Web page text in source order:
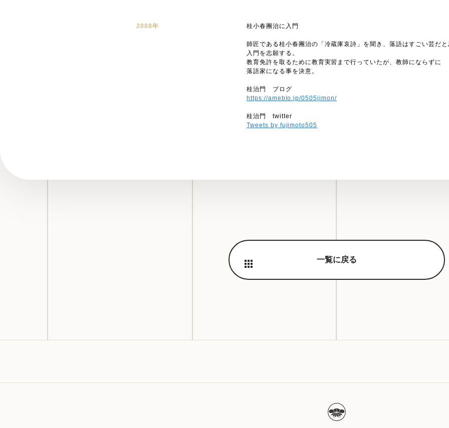
2008年 桂小春團治に入門
師匠である桂小春團治の「冷蔵庫哀詩」を聞き、落語はすごい芸だ
入門を志願する。
教育免許を取るために教育実習まで行っていたが、教師にならずに
落語家になる事を決意。
桂治門 ブログ
https://ameblo.jp/0505jimon/
桂治門 twitter
Tweets by fujimoto505
一覧に戻る